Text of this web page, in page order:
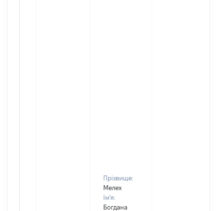
Прізвище:
Мелех
Ім'я:
Богдана